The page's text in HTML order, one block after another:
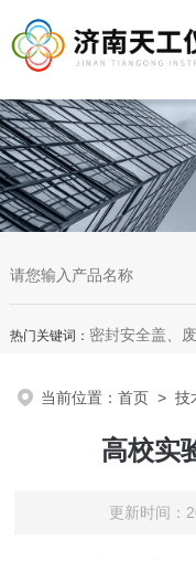
热门关键词： 密封安全盖、废液收集系统、流动相安全
当前位置：首页 >技
高校实
更新时间